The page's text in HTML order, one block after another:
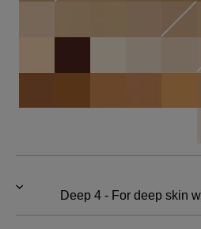
Deep 4 - For deep skin